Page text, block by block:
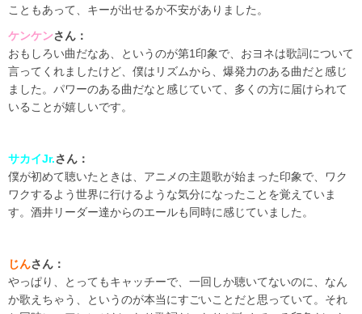
こともあって、キーが出せるか不安がありました。
ケンケンさん：
おもしろい曲だなあ、というのが第1印象で、おヨネは歌詞について
言ってくれましたけど、僕はリズムから、爆発力のある曲だと感じ
ました。パワーのある曲だなと感じていて、多くの方に届けられて
いることが嬉しいです。
サカイJr.さん：
僕が初めて聴いたときは、アニメの主題歌が始まった印象で、ワク
ワクするよう世界に行けるような気分になったことを覚えていま
す。酒井リーダー達からのエールも同時に感じていました。
じんさん：
やっぱり、とってもキャッチーで、一回しか聴いてないのに、なん
か歌えちゃう、というのが本当にすごいことだと思っていて。それ